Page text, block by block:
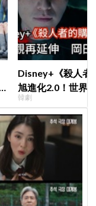
Disney+《殺人者
旭進化2.0！世界
登場竟殺了「他」
韓劇